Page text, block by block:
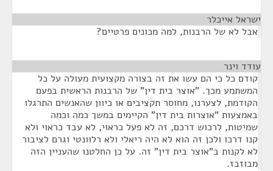
ישראל אייכלר
אבל לא של הרבנות, למה מכונים פרטיים?
עודד וינר
קודם כל כי הם עשו את זה בצורה מקצועית מעולה על כל
המשתמע מכך. "אוצר בית דין" של הרבנות הראשית בפעם
הקודמת, לצערנו, מחוסר תקציבים או כיוון שהאנשים התרגלו
באמצעות "אוצרות בית דין" הקיימים במשך כמה וכמה
שמיטות, לרכוש דרכם, זה לא פעל כראוי, לא עבד כראוי ולא
קנו דרכו ולכן זה הוא לא היה ריאלי ולא רלוונטי וגרם לציבור
לא לקנות ב"אוצר בית דין" זה. על כן החלטנו שהעניין הזה
מבוזבז.